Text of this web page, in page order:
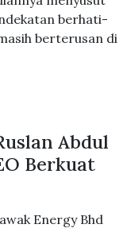
berhati-
berterusan di
Abdul
Berkuat
Energy Bhd